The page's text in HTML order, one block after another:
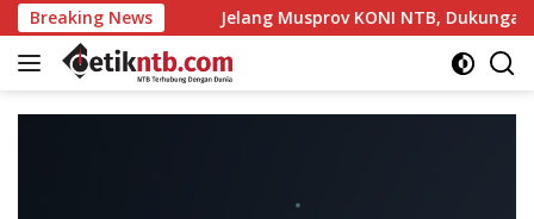
Langsung
ke
konten
Breaking News
Pemerintah Jelang Musprov KONI NTB, Dukungan